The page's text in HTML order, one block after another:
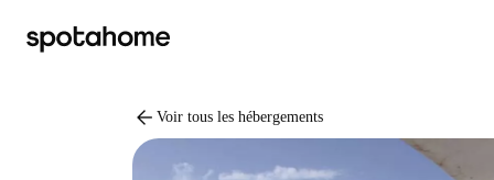
arrow_back Voir tous les hébergements